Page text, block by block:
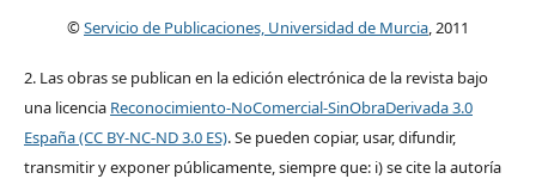
©Servicio de Publicaciones, Universidad de Murcia, 2011
2. Las obras se publican en la edición electrónica de la revista bajo
una licencia Reconocimiento-NoComercial-SinObraDerivada 3.0
España (CC BY-NC-ND 3.0 ES). Se pueden copiar, usar, difundir,
transmitir y exponer públicamente, siempre que: i) se cite la autoría